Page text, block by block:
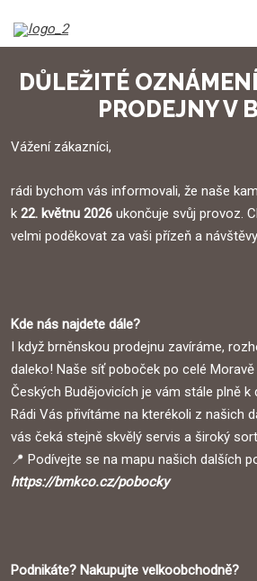
DŮLEŽITÉ
PRODEJNY V
Vážení zákazníci,
rádi bychom vás informovali, že naše
k 22. květnu 2026 ukončuje svůj provoz.
velmi poděkovat za vaši přízeň a
Kde nás najdete dále?
I když brněnskou prodejnu zavíráme,
daleko! Naše síť poboček po celé Moravě
Českých Budějovicích je vám stále plně k
Rádi Vás přivítáme na kterékoli z našich
vás čeká stejně skvělý servis a široký
📍 Podívejte se na mapu našich dalších
https://bmkco.cz/pobocky
Podnikáte? Nakupujte velkoobchodně?